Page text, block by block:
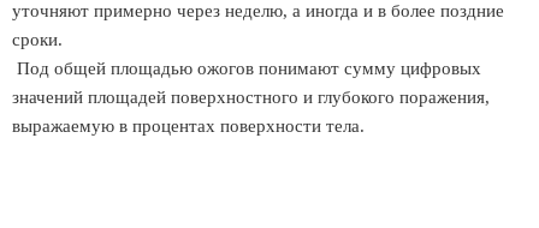
уточняют примерно через неделю, а иногда и в более поздние
сроки.
Под общей площадью ожогов понимают сумму цифровых
значений площадей поверхностного и глубокого поражения,
выражаемую в процентах поверхности тела.